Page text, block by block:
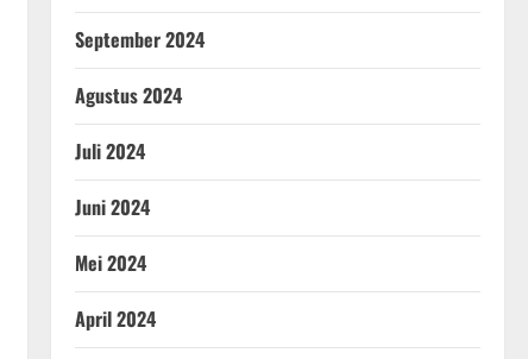
September 2024
Agustus 2024
Juli 2024
Juni 2024
Mei 2024
April 2024